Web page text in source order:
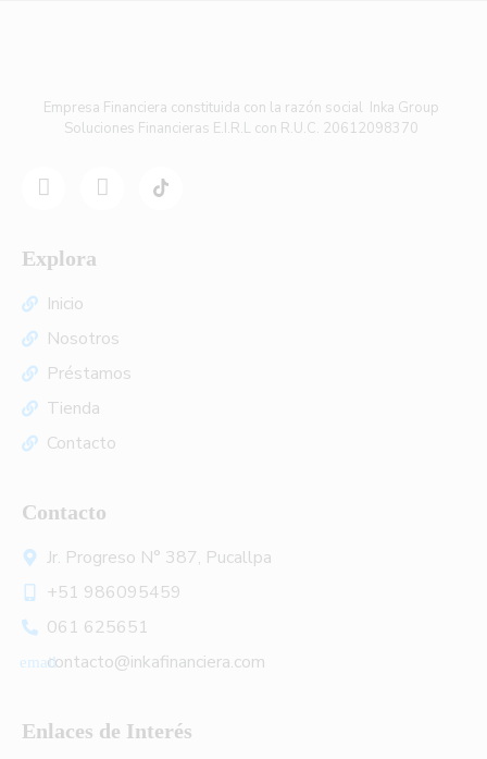
Empresa Financiera constituida con la razón social Inka Group
Soluciones Financieras E.I.R.L con R.U.C. 20612098370
Explora
Inicio
Nosotros
Préstamos
Tienda
Contacto
Contacto
Jr. Progreso N° 387, Pucallpa
+51 986095459
061 625651
contacto@inkafinanciera.com
Enlaces de Interés